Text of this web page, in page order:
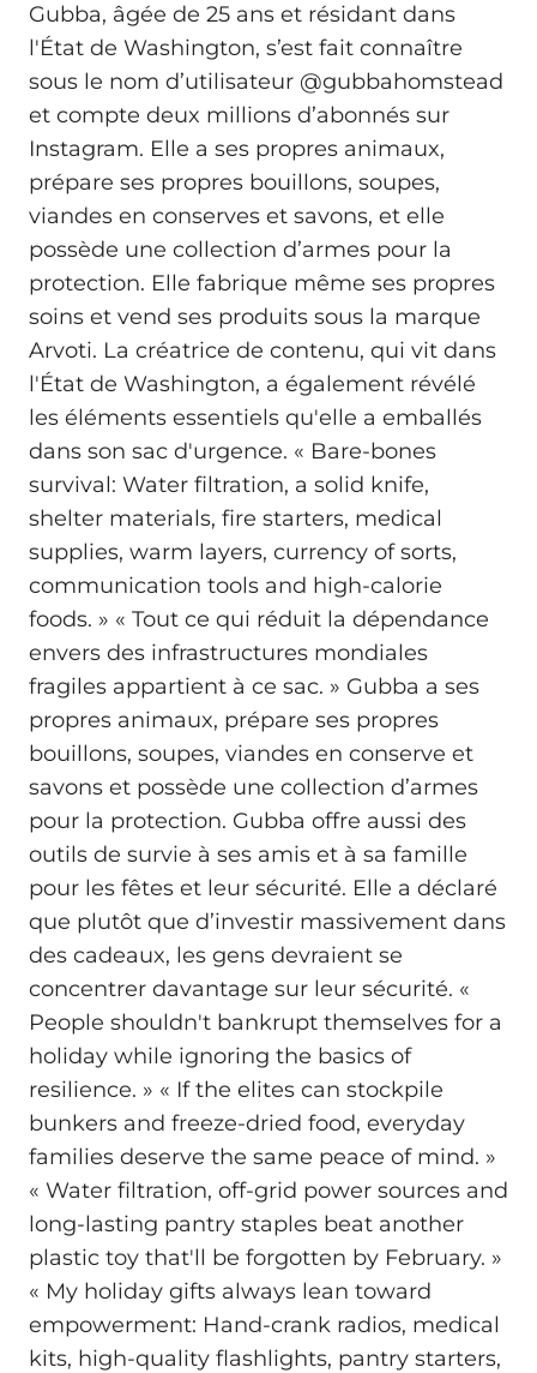
Gubba, âgée de 25 ans et résidant dans
l'État de Washington, s’est fait connaître
sous le nom d’utilisateur @‌gubbahomstead
et compte deux millions d’abonnés sur
Instagram. Elle a ses propres animaux,
prépare ses propres bouillons, soupes,
viandes en conserves et savons, et elle
possède une collection d’armes pour la
protection. Elle fabrique même ses propres
soins et vend ses produits sous la marque
Arvoti. La créatrice de contenu, qui vit dans
l'État de Washington, a également révélé
les éléments essentiels qu'elle a emballés
dans son sac d'urgence. « Bare-bones
survival: Water filtration, a solid knife,
shelter materials, fire starters, medical
supplies, warm layers, currency of sorts,
communication tools and high-calorie
foods. » « Tout ce qui réduit la dépendance
envers des infrastructures mondiales
fragiles appartient à ce sac. » Gubba a ses
propres animaux, prépare ses propres
bouillons, soupes, viandes en conserve et
savons et possède une collection d’armes
pour la protection. Gubba offre aussi des
outils de survie à ses amis et à sa famille
pour les fêtes et leur sécurité. Elle a déclaré
que plutôt que d’investir massivement dans
des cadeaux, les gens devraient se
concentrer davantage sur leur sécurité. «
People shouldn't bankrupt themselves for a
holiday while ignoring the basics of
resilience. » « If the elites can stockpile
bunkers and freeze-dried food, everyday
families deserve the same peace of mind. »
« Water filtration, off-grid power sources and
long-lasting pantry staples beat another
plastic toy that'll be forgotten by February. »
« My holiday gifts always lean toward
empowerment: Hand-crank radios, medical
kits, high-quality flashlights, pantry starters,